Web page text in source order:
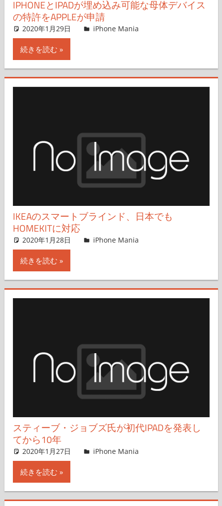
IPHONEとIPADが埋め込み可能な母体デバイス
の特許をAPPLEが申請
2020年1月29日 iPhone Mania
iPhone Mania
続きを読む
IKEAのスマートブラインド、日本でも
HOMEKITに対応
2020年1月28日 iPhone Mania
iPhone Mania
続きを読む
スティーブ・ジョブズ氏が初代IPADを発表し
てから10年
2020年1月27日 iPhone Mania
iPhone Mania
続きを読む